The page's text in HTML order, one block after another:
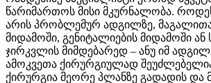
წარიმართოს მისი მკურნალობა.
არის პრობლემურ ადგილზე,
მიდამოში, გენიტალიების მიდამოში ან
ჯირკვლის მიმდებარედ – ანუ იმ
ამოკვეთა ქირურგიულად
ქირურგია მეორე პლანზე გადადის და